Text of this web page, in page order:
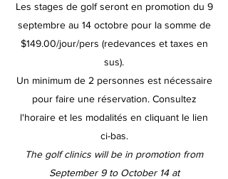
Les stages de golf seront en promotion du 9
septembre au 14 octobre pour la somme de
$149.00/jour/pers (redevances et taxes en
sus).
Un minimum de 2 personnes est nécessaire
pour faire une réservation. Consultez
l'horaire et les modalités en cliquant le lien
ci-bas.
The golf clinics will be in promotion from
September 9 to October 14 at